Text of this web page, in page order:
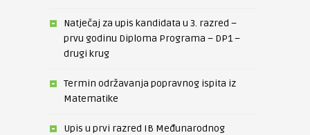
Natječaj za upis kandidata u 3. razred –
prvu godinu Diploma Programa – DP1 –
drugi krug
Termin održavanja popravnog ispita iz
Matematike
Upis u prvi razred IB Međunarodnog